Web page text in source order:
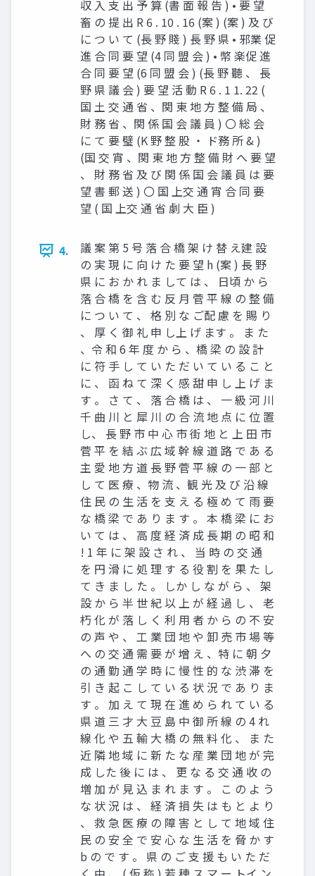
収 入 支 出 予 算 (書 面 報 告 ) • 要 望
畜 の 提 出 R 6 . 10 . 16 (案 ) (案 ) 及 び
に つ い て (長 野 賤 ) 長 野 県 • 邪業 促
進 合 同 要 望 (4 同 盟 会 ) • 幣 楽促 進
合 同 要 望 (6 同 盟 会 ) (長 野 聽 、 長
野 県 議 会 ) 要 望 活 動 R 6 . 1 1. 22 (
国 土 交 通 省 、関 東 地 方 整 備 局 、
財 務 省 、関 係 国 会 議 員 ) 〇 総 会
に て 要 璧 (K 野 整 股 ・ ド務 所 & )
(国 交 宵 、関 東 地 方 整 備 財 へ 要 望
、 財 務 省 及 び 関 係 国 会 議 員 は 要
望 書 郵 送 ) 〇 国 上交 通 宵 合 同 要
望 ( 国 上交 通 省 劇 大 臣 )
4.
議 案 第 5 号 落 合 橋 架 け 替 え建 設
の 実 現 に 向 け た 要 望 h (案 ) 長 野
県 に お か れ ま して は 、 日頃 か ら
落 合 橋 を 含 む 反 月 菅 平 線 の 整 備
に つ い て 、 格 別 な ご配 慮 を 賜 り
、 厚 く 御 礼 申 し上 げ ます 。 ま た
、令 和 6 年 度 か ら 、橋 梁 の 設 計
に 符 手 し て い た だ い て い る こ と
に 、 函 ね て 深 く 感 甜 申 し 上 げ ま
す 。 さ て 、 落 合 橋 は 、 一 級 河 川
千 曲 川 と 犀 川 の 合 流 地 点 に 位 置
し、 長 野 市 中 心 市 街 地 と 上 田 市
菅 平 を 結 ぶ 広 域 幹 線 道 路 で あ る
主 愛 地 方 道 長 野 菅 平 線 の 一 部 と
し て 医 療 、物 流 、観 光 及 び 沿 線
住 民 の 生 活 を 支 え る 極 め て 雨 要
な 橋 梁 で あ り ま す 。 本 橋 梁 に お
い て は 、 高 度 経 済 成 長 期 の 昭 和
! 1 年 に 架 設 さ れ 、 当 時 の 交 通
を 円 滑 に 処 理 す る 役 割 を 果 た し
て き ま し た 。 しか し な が ら 、 架
設 か ら 半 世 紀 以 上 が 経 過 し 、 老
朽 化 が 落 し く 利 用 者 か ら の 不 安
の 声 や 、 工 業 団 地 や 卸 売 市 場 等
へ の 交 通 需 要 が 增 え 、特 に 朝 夕
の 通 勤 通 学 時 に 慢 性 的 な 渋 滞 を
引 き 起 こ し て い る 状 況 で あ り ま
す 。 加 え て 現 在 進 め ら れ て い る
県 道 三 才 大 豆 島 中 御 所 線 の 4 れ
線 化 や 五 輸 大 橋 の 無 料 化 、 ま た
近 隣 地 域 に 新 た な 産 業 団 地 が 完
成 した 後 に は 、 更 な る 交 通 收 の
増 加 が 見 込 ま れ ま す 。 こ の よ う
な 状 況 は 、 経 済 損 失 は も と よ り
、 救 急 医 療 の 障 害 と し て 地 域 住
民 の 安 全 で 安 心 な 生 活 を 脅 か す
b の で す 。 県 の ご 支 援 も い た だ